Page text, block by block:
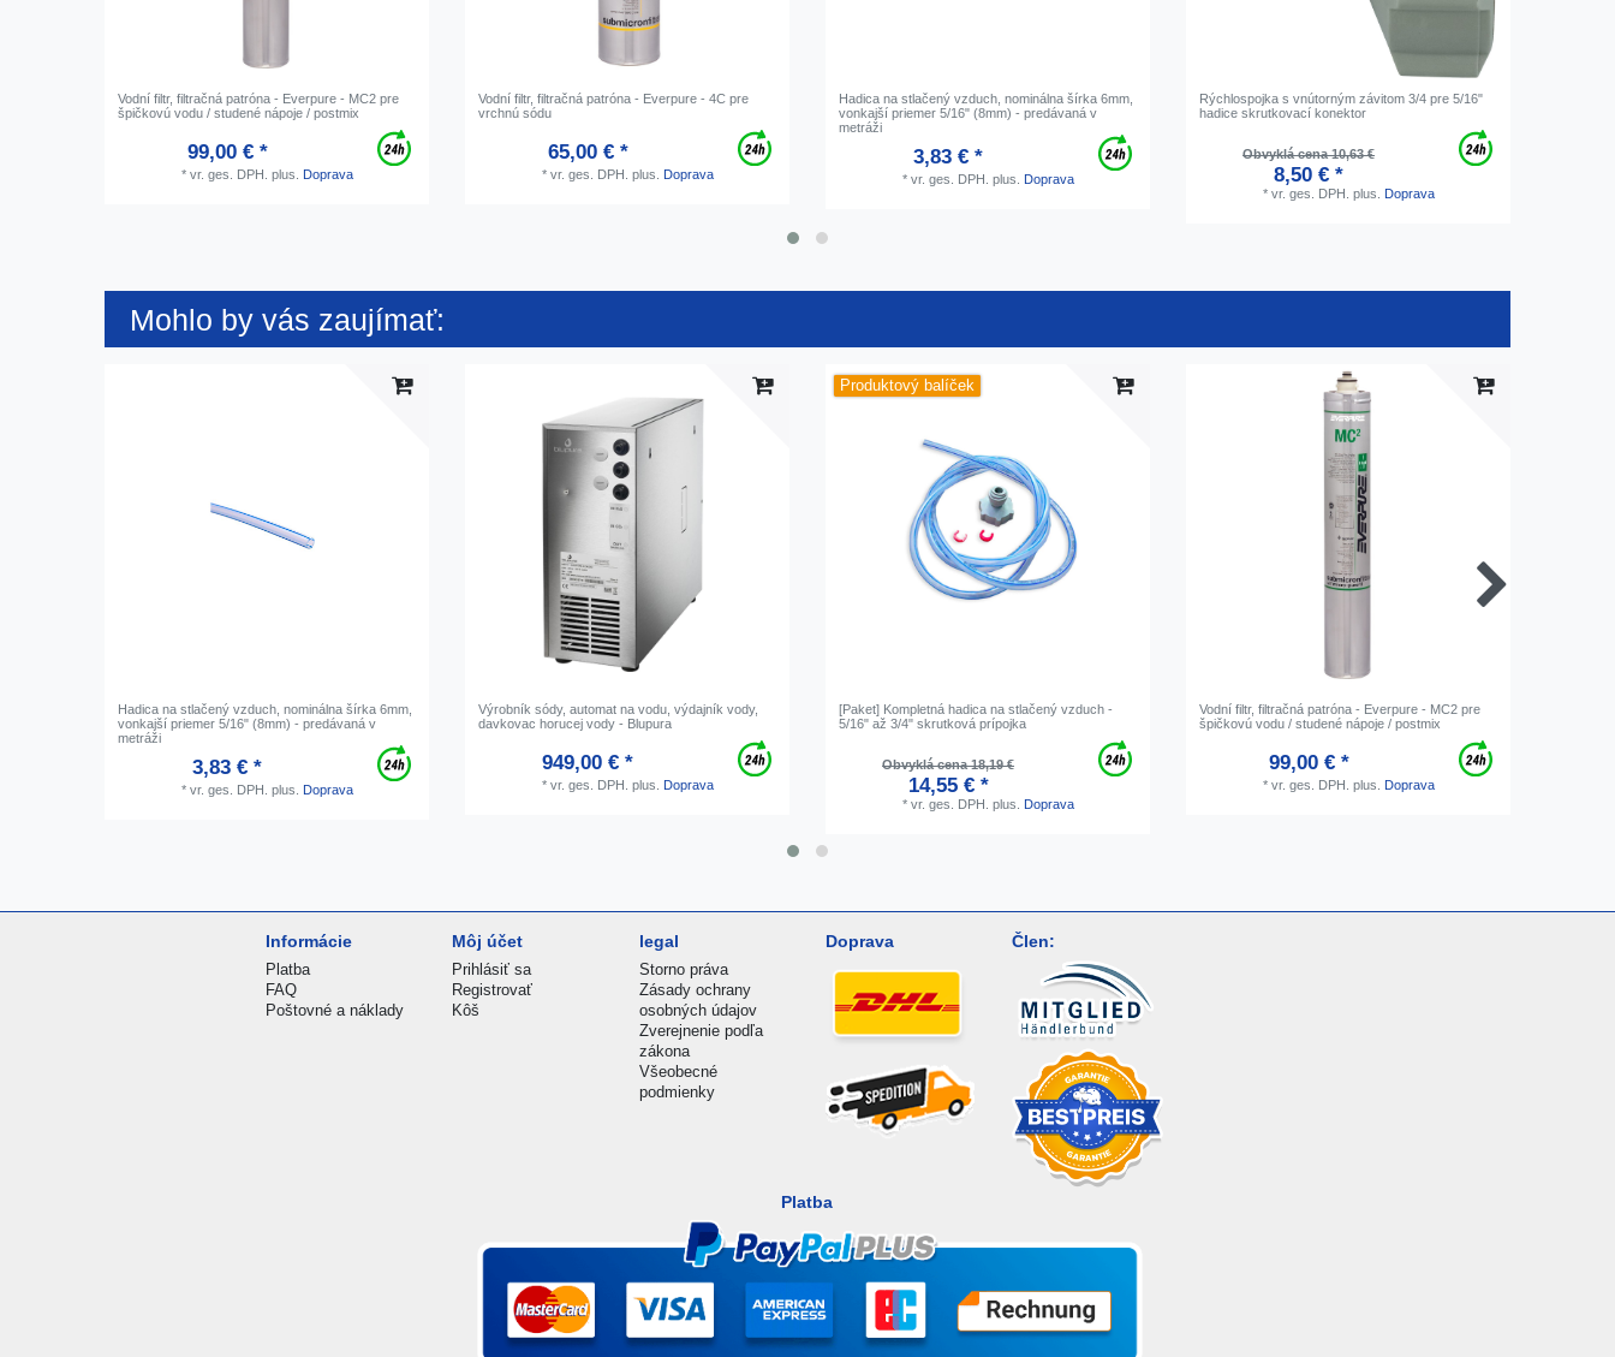
Vodní filtr, filtračná patróna - Everpure - MC2 pre
špičkovú vodu / studené nápoje / postmix
99,00 € *
* vr. ges. DPH. plus. Doprava
Vodní filtr, filtračná patróna - Everpure - 4C pre
vrchnú sódu
65,00 € *
* vr. ges. DPH. plus. Doprava
Hadica na stlačený vzduch, nominálna šírka 6mm,
vonkajší priemer 5/16" (8mm) - predávaná v
metráži
3,83 € *
* vr. ges. DPH. plus. Doprava
Rýchlospojka s vnútorným závitom 3/4 pre 5/16"
hadice skrutkovací konektor
Obvyklá cena 10,63 €
8,50 € *
* vr. ges. DPH. plus. Doprava
Mohlo by vás zaujímať:
Hadica na stlačený vzduch, nominálna šírka 6mm,
vonkajší priemer 5/16" (8mm) - predávaná v
metráži
3,83 € *
* vr. ges. DPH. plus. Doprava
Výrobník sódy, automat na vodu, výdajník vody,
davkovac horucej vody - Blupura
949,00 € *
* vr. ges. DPH. plus. Doprava
Produktový balíček
[Paket] Kompletná hadica na stlačený vzduch -
5/16" až 3/4" skrutková prípojka
Obvyklá cena 18,19 €
14,55 € *
* vr. ges. DPH. plus. Doprava
Vodní filtr, filtračná patróna - Everpure - MC2 pre
špičkovú vodu / studené nápoje / postmix
99,00 € *
* vr. ges. DPH. plus. Doprava
Informácie
Platba
FAQ
Poštovné a náklady
Môj účet
Prihlásiť sa
Registrovať
Kôš
legal
Storno práva
Zásady ochrany
osobných údajov
Zverejnenie podľa
zákona
Všeobecné
podmienky
Doprava Člen:
Platba